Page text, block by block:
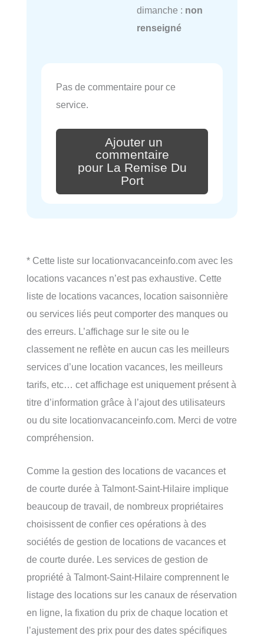
dimanche : non
renseigné
Pas de commentaire pour ce
service.
Ajouter un
commentaire
pour La Remise Du
Port
* Cette liste sur locationvacanceinfo.com avec les
locations vacances n’est pas exhaustive. Cette
liste de locations vacances, location saisonnière
ou services liés peut comporter des manques ou
des erreurs. L’affichage sur le site ou le
classement ne reflète en aucun cas les meilleurs
services d’une location vacances, les meilleurs
tarifs, etc… cet affichage est uniquement présent à
titre d’information grâce à l’ajout des utilisateurs
ou du site locationvacanceinfo.com. Merci de votre
compréhension.
Comme la gestion des locations de vacances et
de courte durée à Talmont-Saint-Hilaire implique
beaucoup de travail, de nombreux propriétaires
choisissent de confier ces opérations à des
sociétés de gestion de locations de vacances et
de courte durée. Les services de gestion de
propriété à Talmont-Saint-Hilaire comprennent le
listage des locations sur les canaux de réservation
en ligne, la fixation du prix de chaque location et
l’ajustement des prix pour des dates spécifiques